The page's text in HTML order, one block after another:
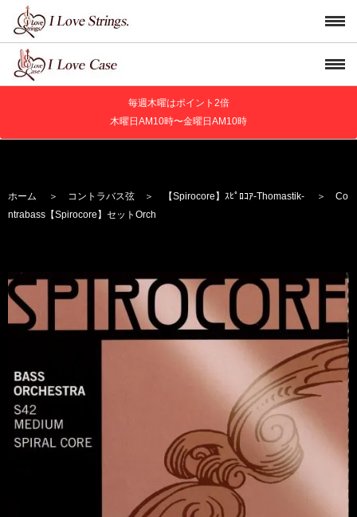
毎週木曜はポイント2倍
木曜日AM10時〜金曜日AM10時
ホーム ＞ コントラバス弦 ＞ 【Spirocore】 ｽﾋﾟﾛｺｱ-Thomastik- ＞ Co
ntrabass【Spirocore】セットOrch